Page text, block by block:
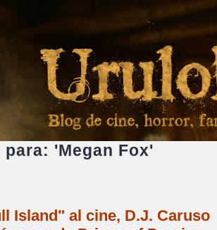
'Megan Fox'
Island" al cine, D.J. Caruso